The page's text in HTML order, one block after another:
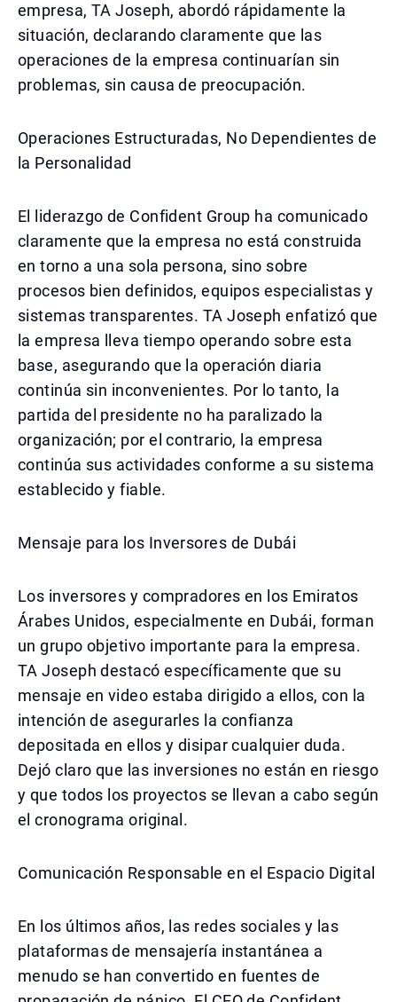
empresa, TA Joseph, abordó rápidamente la
situación, declarando claramente que las
operaciones de la empresa continuarían sin
problemas, sin causa de preocupación.
Operaciones Estructuradas, No Dependientes de
la Personalidad
El liderazgo de Confident Group ha comunicado
claramente que la empresa no está construida
en torno a una sola persona, sino sobre
procesos bien definidos, equipos especialistas y
sistemas transparentes. TA Joseph enfatizó que
la empresa lleva tiempo operando sobre esta
base, asegurando que la operación diaria
continúa sin inconvenientes. Por lo tanto, la
partida del presidente no ha paralizado la
organización; por el contrario, la empresa
continúa sus actividades conforme a su sistema
establecido y fiable.
Mensaje para los Inversores de Dubái
Los inversores y compradores en los Emiratos
Árabes Unidos, especialmente en Dubái, forman
un grupo objetivo importante para la empresa.
TA Joseph destacó específicamente que su
mensaje en video estaba dirigido a ellos, con la
intención de asegurarles la confianza
depositada en ellos y disipar cualquier duda.
Dejó claro que las inversiones no están en riesgo
y que todos los proyectos se llevan a cabo según
el cronograma original.
Comunicación Responsable en el Espacio Digital
En los últimos años, las redes sociales y las
plataformas de mensajería instantánea a
menudo se han convertido en fuentes de